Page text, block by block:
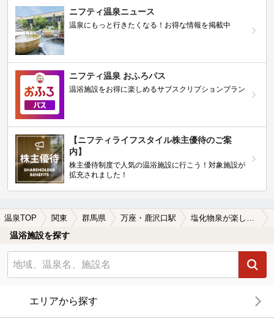
ニフティ温泉ニュース
温泉にもっと行きたくなる！お得な情報を掲載中
ニフティ温泉 おふろパス
温浴施設をお得に楽しめるサブスクリプションプラン
【ニフティライフスタイル株主優待のご案
内】
株主優待制度で人気の温浴施設に行こう！対象施設が
拡充されました！
温泉TOP 関東 群馬県 万座・鹿沢口駅 塩化物泉が楽しめる万座・鹿沢口駅近くの温泉、日帰り温泉、スーパー銭湯おすすめ
温浴施設を探す
エリアから探す